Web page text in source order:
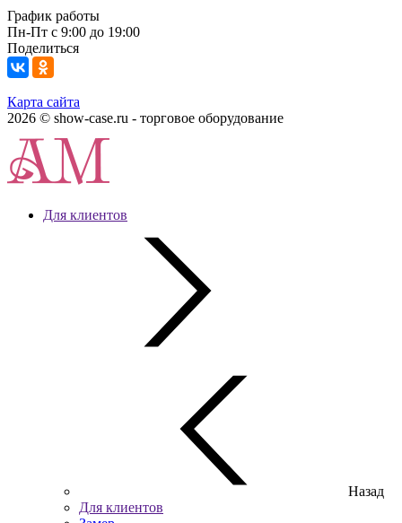
График работы
Пн-Пт с 9:00 до 19:00
Поделиться
Карта сайта
2026 © show-case.ru - торговое оборудование
Для клиентов
Назад
Для клиентов